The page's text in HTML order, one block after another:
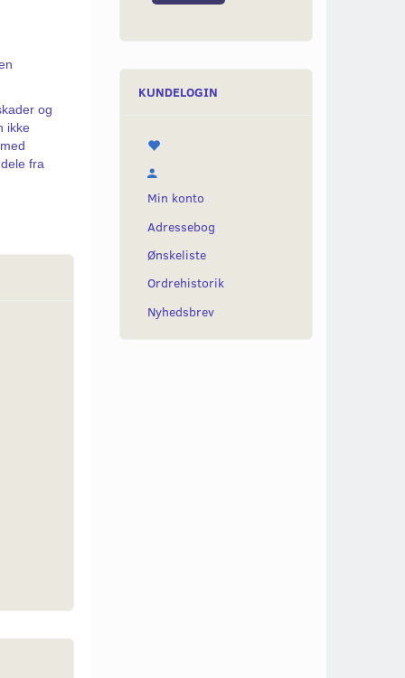
og
ikke
fra
KUNDELOGIN
Min konto
Adressebog
Ønskeliste
Ordrehistorik
Nyhedsbrev